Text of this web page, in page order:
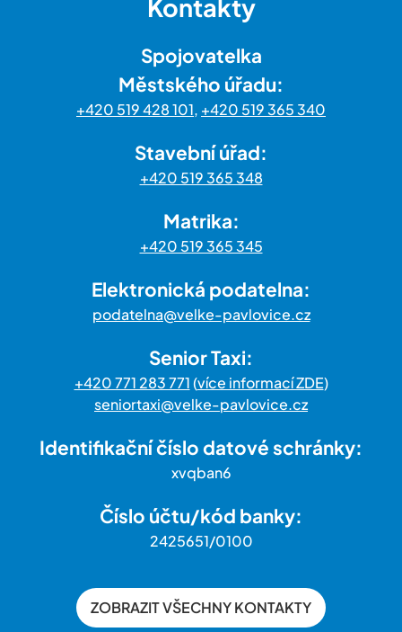
Kontakty
Spojovatelka
Městského úřadu:
+420 519 428 101, +420 519 365 340
Stavební úřad:
+420 519 365 348
Matrika:
+420 519 365 345
Elektronická podatelna:
podatelna@velke-pavlovice.cz
Senior Taxi:
+420 771 283 771(více informací ZDE)
seniortaxi@velke-pavlovice.cz
Identifikační číslo datové schránky:
xvqban6
Číslo účtu/kód banky:
2425651/0100
ZOBRAZIT VŠECHNY KONTAKTY